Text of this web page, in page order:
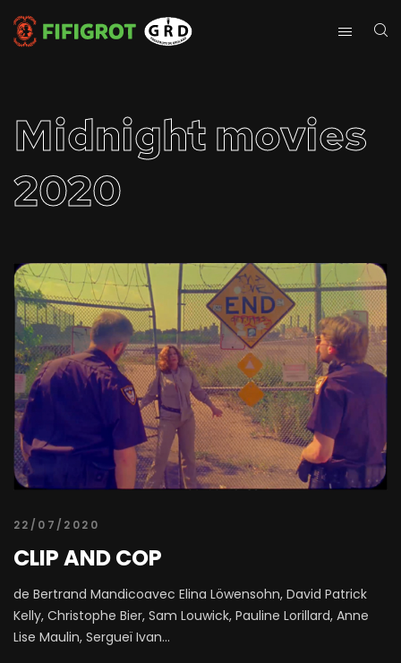
Midnight movies
2020
22/07/2020
CLIP AND COP
de Bertrand Mandicoavec Elina Löwensohn, David Patrick
Kelly, Christophe Bier, Sam Louwick, Pauline Lorillard, Anne
Lise Maulin, Sergueï Ivan...